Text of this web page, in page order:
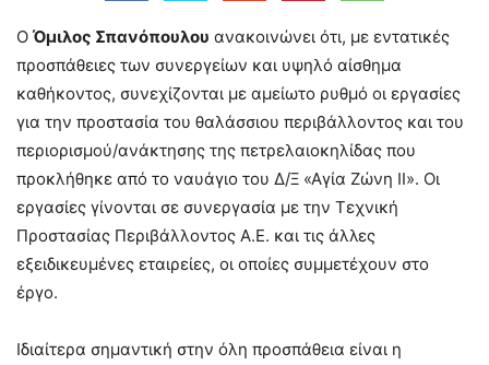
Ο Όμιλος Σπανόπουλου ανακοινώνει ότι, με εντατικές
προσπάθειες των συνεργείων και υψηλό αίσθημα
καθήκοντος, συνεχίζονται με αμείωτο ρυθμό οι εργασίες
για την προστασία του θαλάσσιου περιβάλλοντος και του
περιορισμού/ανάκτησης της πετρελαιοκηλίδας που
προκλήθηκε από το ναυάγιο του Δ/Ξ «Αγία Ζώνη ΙΙ». Οι
εργασίες γίνονται σε συνεργασία με την Τεχνική
Προστασίας Περιβάλλοντος Α.Ε. και τις άλλες
εξειδικευμένες εταιρείες, οι οποίες συμμετέχουν στο
έργο.
Ιδιαίτερα σημαντική στην όλη προσπάθεια είναι η